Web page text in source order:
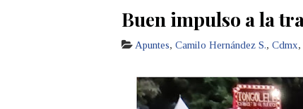
Buen impulso a la
Apuntes, Camilo Hernández S., Cdmx,